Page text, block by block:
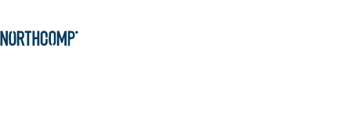
Zur Navigation springen